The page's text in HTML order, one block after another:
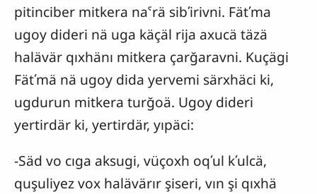
pitinciber mitkera naˁrä sibʹirivni. Fätʹma
ugoy dideri nä uga käçäl rija axucä täzä
halävär qıxhänı mitkera çarğaravni. Kuçägi
Fätʹmä nä ugoy dida yervemi särxhäci ki,
ugdurun mitkera turğoä. Ugoy dideri
yertirdär ki, yertirdär, yıpäci:
-Säd vo cıga aksugi, vüçoxh oqʹul kʹulcä,
quşuliyez vox halävärır şiseri, vın şi qıxhä